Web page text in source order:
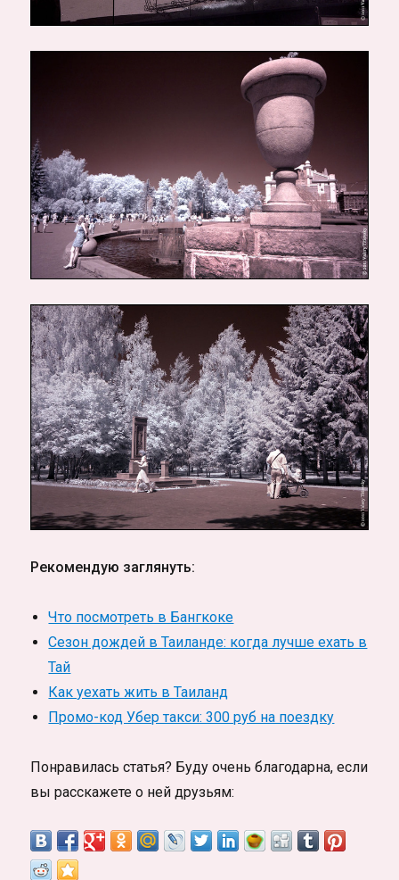
Рекомендую заглянуть:
Что посмотреть в Бангкоке
Сезон дождей в Таиланде: когда лучше ехать в
Тай
Как уехать жить в Таиланд
Промо-код Убер такси: 300 руб на поездку
Понравилась статья? Буду очень благодарна, если
вы расскажете о ней друзьям: